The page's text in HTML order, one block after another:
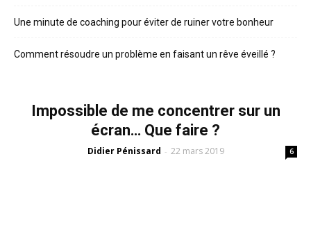
Une minute de coaching pour éviter de ruiner votre bonheur
Comment résoudre un problème en faisant un rêve éveillé ?
Impossible de me concentrer sur un
écran… Que faire ?
Didier Pénissard - 22 mars 2019 6